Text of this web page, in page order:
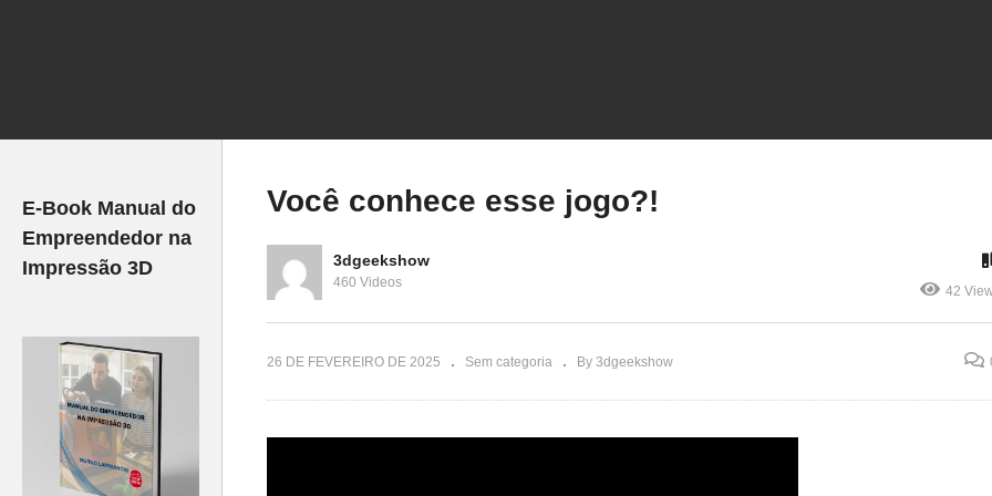
–
Pare de DESPERDIÇAR
DUVIDO você não querer
E-Book Manual do
Empreendedor na
Impressão 3D
Você conhece esse jogo?!
3dgeekshow
460 Videos
42
26 DE FEVEREIRO DE 2025 Sem categoria By 3dgeekshow